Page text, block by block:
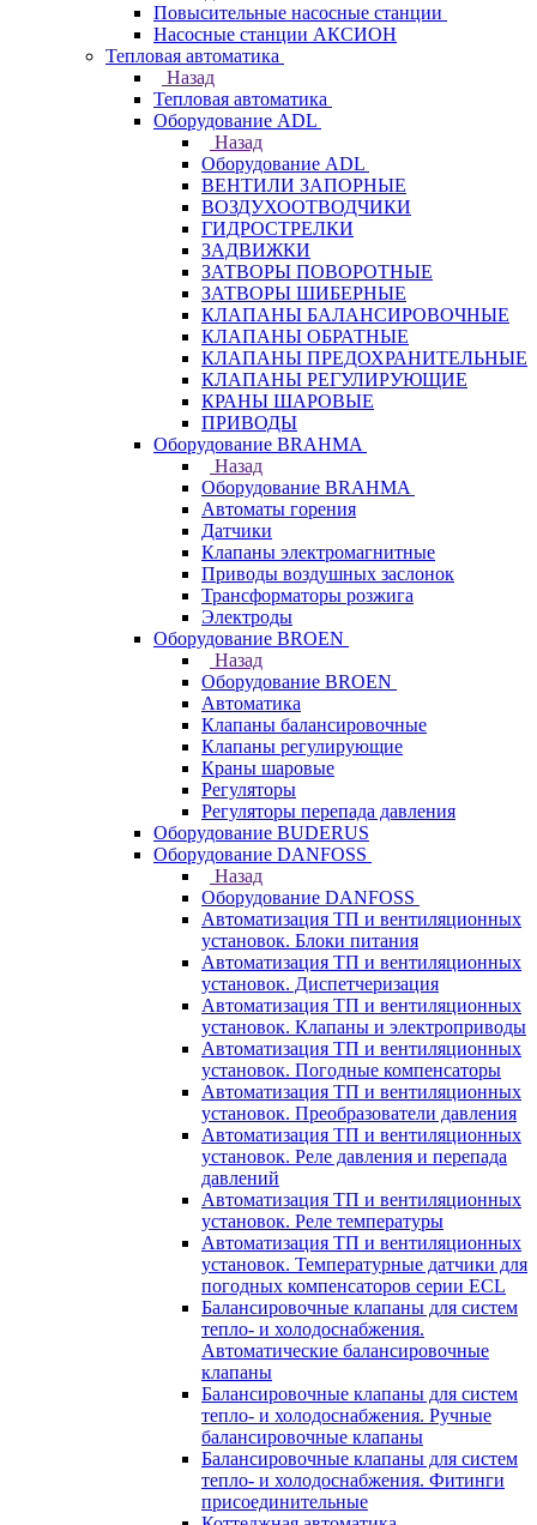
Повысительные насосные станции
Насосные станции АКСИОН
Тепловая автоматика
Назад
Тепловая автоматика
Оборудование ADL
Назад
Оборудование ADL
ВЕНТИЛИ ЗАПОРНЫЕ
ВОЗДУХООТВОДЧИКИ
ГИДРОСТРЕЛКИ
ЗАДВИЖКИ
ЗАТВОРЫ ПОВОРОТНЫЕ
ЗАТВОРЫ ШИБЕРНЫЕ
КЛАПАНЫ БАЛАНСИРОВОЧНЫЕ
КЛАПАНЫ ОБРАТНЫЕ
КЛАПАНЫ ПРЕДОХРАНИТЕЛЬНЫЕ
КЛАПАНЫ РЕГУЛИРУЮЩИЕ
КРАНЫ ШАРОВЫЕ
ПРИВОДЫ
Оборудование BRAHMA
Назад
Оборудование BRAHMA
Автоматы горения
Датчики
Клапаны электромагнитные
Приводы воздушных заслонок
Трансформаторы розжига
Электроды
Оборудование BROEN
Назад
Оборудование BROEN
Автоматика
Клапаны балансировочные
Клапаны регулирующие
Краны шаровые
Регуляторы
Регуляторы перепада давления
Оборудование BUDERUS
Оборудование DANFOSS
Назад
Оборудование DANFOSS
Автоматизация ТП и вентиляционных
установок. Блоки питания
Автоматизация ТП и вентиляционных
установок. Диспетчеризация
Автоматизация ТП и вентиляционных
установок. Клапаны и электроприводы
Автоматизация ТП и вентиляционных
установок. Погодные компенсаторы
Автоматизация ТП и вентиляционных
установок. Преобразователи давления
Автоматизация ТП и вентиляционных
установок. Реле давления и перепада
давлений
Автоматизация ТП и вентиляционных
установок. Реле температуры
Автоматизация ТП и вентиляционных
установок. Температурные датчики для
погодных компенсаторов серии ECL
Балансировочные клапаны для систем
тепло- и холодоснабжения.
Автоматические балансировочные
клапаны
Балансировочные клапаны для систем
тепло- и холодоснабжения. Ручные
балансировочные клапаны
Балансировочные клапаны для систем
тепло- и холодоснабжения. Фитинги
присоединительные